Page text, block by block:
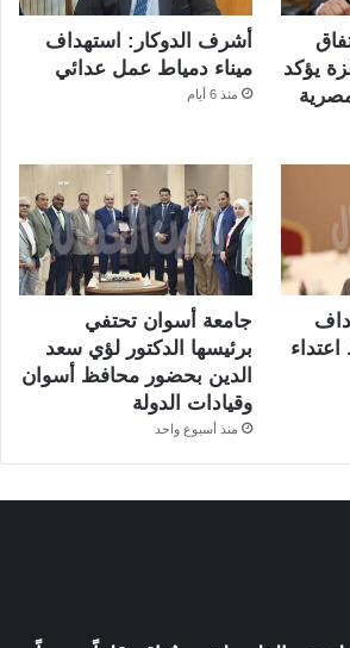
يؤكد
أشرف الدوكار: استهداف
ميناء دمياط عمل عدائي
منذ 6 أيام
جامعة أسوان تحتفي
برئيسها الدكتور لؤي سعد
الدين بحضور محافظ أسوان
وقيادات الدولة
منذ أسبوع واحد